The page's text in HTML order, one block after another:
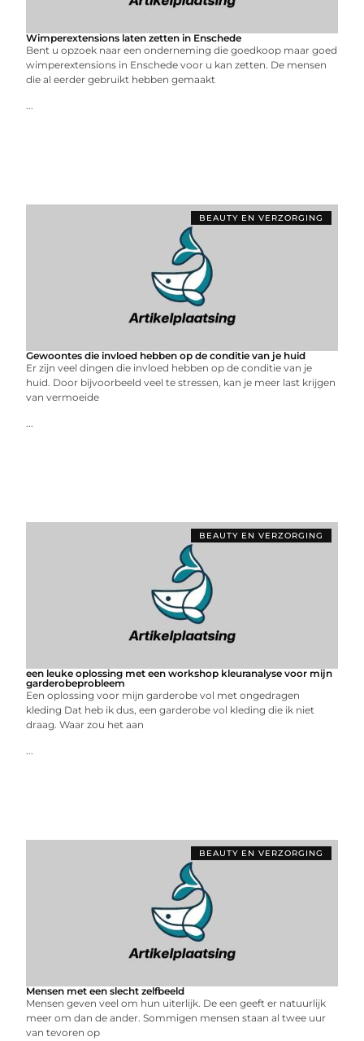
Wimperextensions laten zetten in Enschede
Bent u opzoek naar een onderneming die goedkoop maar goed
wimperextensions in Enschede voor u kan zetten. De mensen
die al eerder gebruikt hebben gemaakt
...
BEAUTY EN VERZORGING
Gewoontes die invloed hebben op de conditie van je huid
Er zijn veel dingen die invloed hebben op de conditie van je
huid. Door bijvoorbeeld veel te stressen, kan je meer last krijgen
van vermoeide
...
BEAUTY EN VERZORGING
een leuke oplossing met een workshop kleuranalyse voor mijn
garderobeprobleem
Een oplossing voor mijn garderobe vol met ongedragen
kleding Dat heb ik dus, een garderobe vol kleding die ik niet
draag. Waar zou het aan
...
BEAUTY EN VERZORGING
Mensen met een slecht zelfbeeld
Mensen geven veel om hun uiterlijk. De een geeft er natuurlijk
meer om dan de ander. Sommigen mensen staan al twee uur
van tevoren op